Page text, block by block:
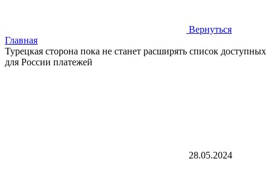
Вернуться
Главная
Турецкая сторона пока не станет расширять список доступных
для России платежей
28.05.2024